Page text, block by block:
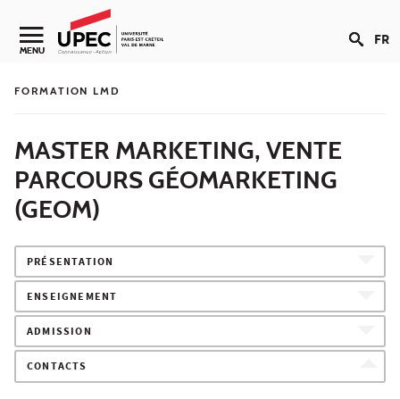
Aller au contenu
Navigation secondaire
MENU FR
FORMATION LMD
MASTER MARKETING, VENTE
PARCOURS GÉOMARKETING
(GEOM)
PRÉSENTATION
ENSEIGNEMENT
ADMISSION
CONTACTS